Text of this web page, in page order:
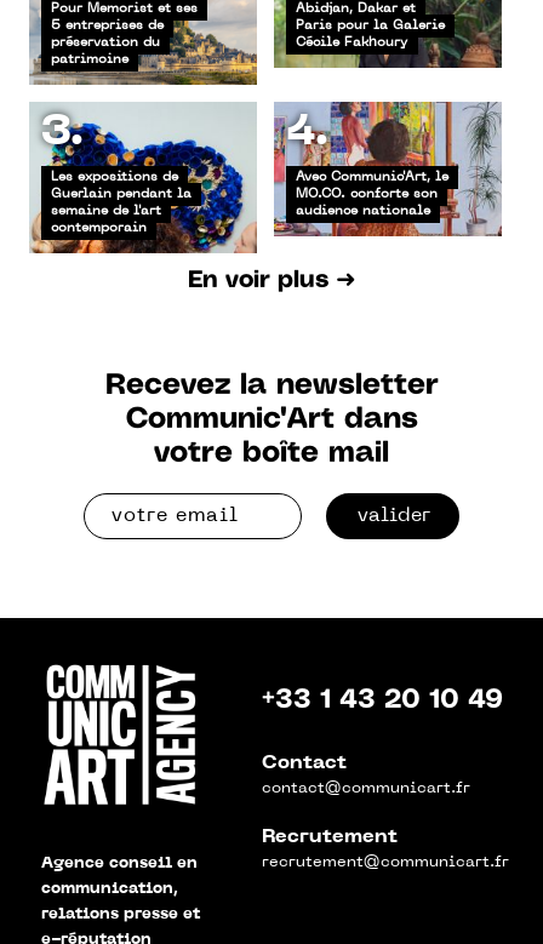
Pour Memorist et ses
5 entreprises de
préservation du
patrimoine
Abidjan, Dakar et
Paris pour la Galerie
Cécile Fakhoury
3.
Les expositions de
Guerlain pendant la
semaine de l'art
contemporain
4.
Avec Communic'Art, le
MO.CO. conforte son
audience nationale
En voir plus ➜
Recevez la newsletter
Communic'Art dans
votre boîte mail
valider
Agence conseil en
communication,
relations presse et
e-réputation
+33 1 43 20 10 49
Contact
contact@communicart.fr
Recrutement
recrutement@communicart.fr